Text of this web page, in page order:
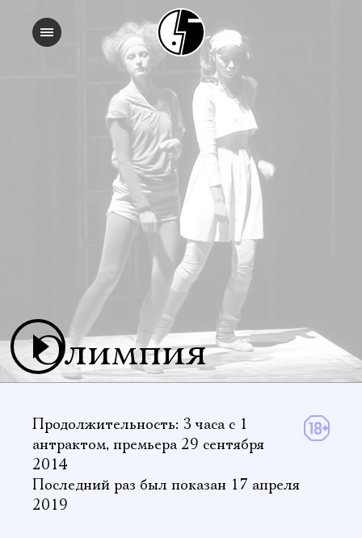
Олимпия
Продолжительность: 3 часа с 1
антрактом, премьера 29 сентября
2014
Последний раз был показан 17 апреля
2019